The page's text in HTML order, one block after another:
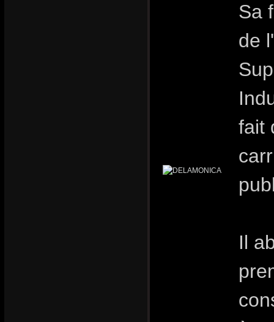
Sa
de
fait
Il